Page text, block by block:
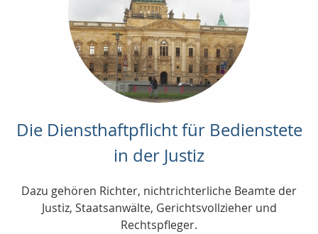
Die Diensthaftpflicht für Bedienstete
in der Justiz
Dazu gehören Richter, nichtrichterliche Beamte der
Justiz, Staatsanwälte, Gerichtsvollzieher und
Rechtspfleger.